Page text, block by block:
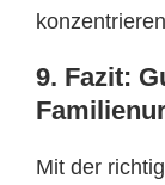
9. Fazit:
Mit der